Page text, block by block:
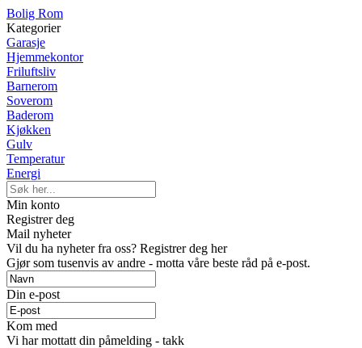
Bolig Rom
Kategorier
Garasje
Hjemmekontor
Friluftsliv
Barnerom
Soverom
Baderom
Kjøkken
Gulv
Temperatur
Energi
Min konto
Registrer deg
Mail nyheter
Vil du ha nyheter fra oss? Registrer deg her
Gjør som tusenvis av andre - motta våre beste råd på e-post.
Din e-post
Kom med
Vi har mottatt din påmelding - takk